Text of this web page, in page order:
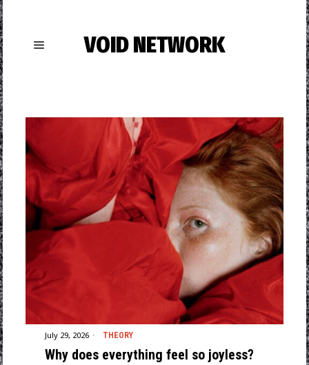
VOID NETWORK
July 29, 2026 THEORY
Why does everything feel so joyless?